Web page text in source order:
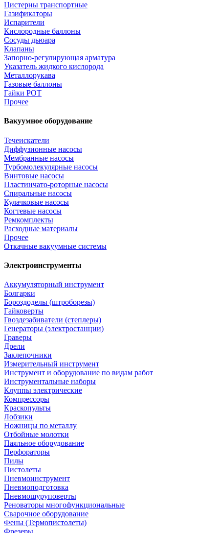
Цистерны транспортные
Газификаторы
Испарители
Кислородные баллоны
Сосуды дьюара
Клапаны
Запорно-регулирующая арматура
Указатель жидкого кислорода
Металлорукава
Газовые баллоны
Гайки РОТ
Прочее
Вакуумное оборудование
Течеискатели
Диффузионные насосы
Мембранные насосы
Турбомолекулярные насосы
Винтовые насосы
Пластинчато-роторные насосы
Спиральные насосы
Кулачковые насосы
Когтевые насосы
Ремкомплекты
Расходные материалы
Прочее
Откачные вакуумные системы
Электроинструменты
Аккумуляторный инструмент
Болгарки
Бороздоделы (штроборезы)
Гайковерты
Гвоздезабиватели (степлеры)
Генераторы (электростанции)
Граверы
Дрели
Заклепочники
Измерительный инструмент
Инструмент и оборудование по видам работ
Инструментальные наборы
Клуппы электрические
Компрессоры
Краскопульты
Лобзики
Ножницы по металлу
Отбойные молотки
Паяльное оборудование
Перфораторы
Пилы
Пистолеты
Пневмоинструмент
Пневмоподготовка
Пневмошуруповерты
Реноваторы многофункциональные
Сварочное оборудование
Фены (Термопистолеты)